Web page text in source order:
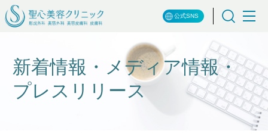
公式SNS
新着情報・メディア情報・
プレスリリース